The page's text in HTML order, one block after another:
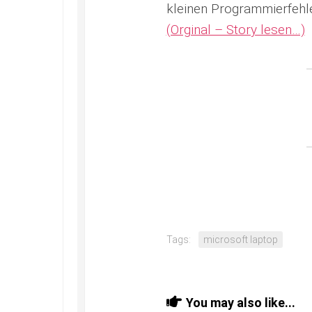
kleinen
(Orginal – Story lesen…)
Tags: microsoft laptop
You may also like...